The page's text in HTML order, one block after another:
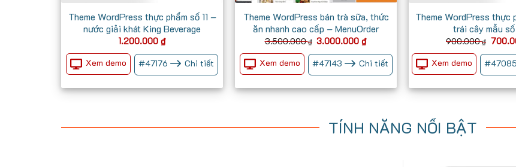
Theme WordPress thực phẩm số 11 –
nước giải khát King Beverage
1.200.000 ₫
Xem demo
#47176 Chi tiết
Theme WordPress bán trà sữa, thức
ăn nhanh cao cấp – MenuOrder
3.500.000₫ Giá
là:
3.500.000 ₫.
3.000.000₫Giá
tại
là:
3.000.000 ₫.
Xem demo #47143 Chi tiết
Theme WordPress thực
trái cây mẫu số
900.000₫ Giá
là:
Xem demo #47085
TÍNH NĂNG NỔI BẬT